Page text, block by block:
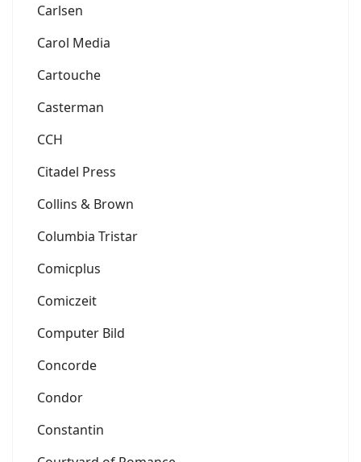
Carlsen
Carol Media
Cartouche
Casterman
CCH
Citadel Press
Collins & Brown
Columbia Tristar
Comicplus
Comiczeit
Computer Bild
Concorde
Condor
Constantin